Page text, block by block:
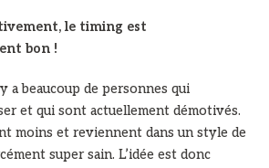
le timing est
bon !
a beaucoup de personnes qui
et qui sont actuellement démotivés.
moins et reviennent dans un style de
super sain. L’idée est donc